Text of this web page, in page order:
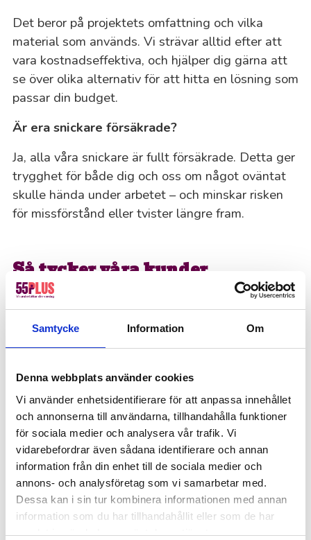
Samtycke Information Om
Denna webbplats använder cookies
Vi använder enhetsidentifierare för att anpassa innehållet
och annonserna till användarna, tillhandahålla funktioner
för sociala medier och analysera vår trafik. Vi
vidarebefordrar även sådana identifierare och annan
information från din enhet till de sociala medier och
annons- och analysföretag som vi samarbetar med.
Dessa kan i sin tur kombinera informationen med annan
information som du har tillhandahållit eller som de har
samlat in när du har använt deras tjänster.
Det beror på projektets omfattning och vilka
material som används. Vi strävar alltid efter att
vara kostnadseffektiva, och hjälper dig gärna att
se över olika alternativ för att hitta en lösning som
passar din budget.
Är era snickare försäkrade?
Ja, alla våra snickare är fullt försäkrade. Detta ger
trygghet för både dig och oss om något oväntat
skulle hända under arbetet – och minskar risken
för missförstånd eller tvister längre fram.
Så tycker våra kunder
★★★★★
Rekommenderar 55Plus!
Smidig och personlig kontakt, både vid
utförde arbetet. Arbetet är väl utfört och
priset är väldigt rimligt.–Micaelavia
Trustpilot.
Boka snickare i Täby redan idag
Behöver du en bra snickare i Täby? Då har du
kommit rätt. Montering, reparation eller andra